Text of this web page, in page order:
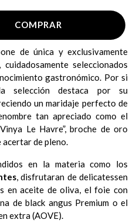
COMPRAR
de única y exclusivamente
, cuidadosamente seleccionados
gastronómico. Por si
selección destaca por su
un maridaje perfecto de
tan apreciado como el
Le Havre”, broche de oro
acertar de pleno.
en la materia como los
, disfrutaran de delicatessen
en aceite de oliva, el foie con
de black angus Premium o el
extra (AOVE).